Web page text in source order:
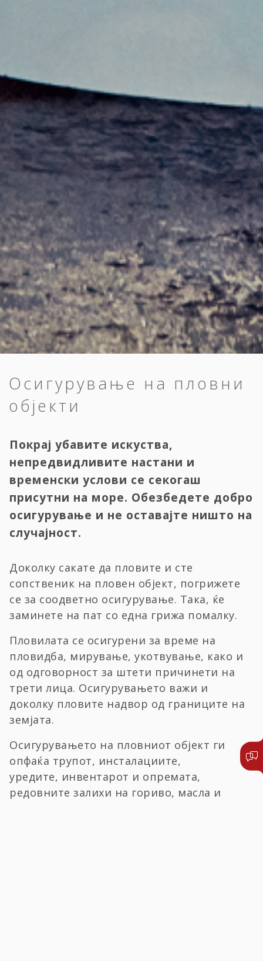
Осигурување на пловни
објекти
Покрај убавите искуства,
непредвидливите настани и
временски услови се секогаш
присутни на море. Обезбедете добро
осигурување и не оставајте ништо на
случајност.
Доколку сакате да пловите и сте
сопственик на пловен објект, погрижете
се за соодветно осигурување. Така, ќе
заминете на пат со една грижа помалку.
Пловилата се осигурени за време на
пловидба, мирување, укотвување, како и
од одговорност за штети причинети на
трети лица. Осигурувањето важи и
доколку пловите надвор од границите на
земјата.
Осигурувањето на пловниот објект ги
опфаќа трупот, инсталациите,
уредите, инвентарот и опремата,
редовните залихи на гориво, масла и